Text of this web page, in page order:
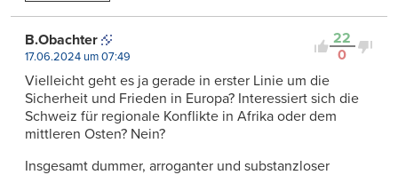
22
0
B.Obachter
17.06.2024 um 07:49
Vielleicht geht es ja gerade in erster Linie um die
Sicherheit und Frieden in Europa? Interessiert sich die
Schweiz für regionale Konflikte in Afrika oder dem
mittleren Osten? Nein?
Insgesamt dummer, arroganter und substanzloser